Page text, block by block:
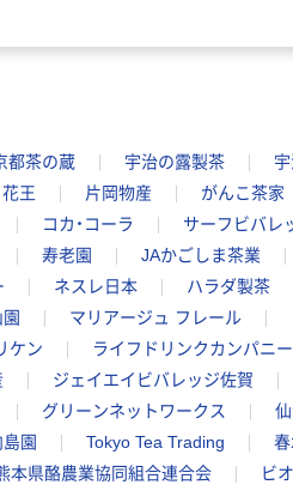
都茶の蔵 宇治の露製茶
花王 片岡物産 がんこ茶家
コカ・コーラ サーフビバレ
寿老園 JAかごしま茶業
ネスレ日本 ハラダ製茶
マリアージュ フレール
ケン ライフドリンクカンパニー
ジェイエイビバレッジ佐賀
グリーンネットワークス
園 Tokyo Tea Trading
本県酪農業協同組合連合会 ビ